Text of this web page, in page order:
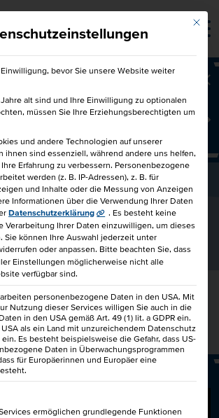
Barrierefrei
und 50€ für einen
Freunde werben Freunde
Koalick
Handelskammer Hamburg Bildungs-
GmbH
Mit
bevor Sie unsere Website weiter
alt sind und Ihre Einwilligung zu optionalen
müssen Sie Ihre Erziehungsberechtigten um
und andere Technologien auf unserer
ihnen sind essenziell, während andere uns helfen,
Erfahrung zu verbessern. Personenbezogene
werden (z. B. IP-Adressen), z. B. für
und Inhalte oder die Messung von Anzeigen
Informationen über die Verwendung Ihrer Daten
Datenschutzerklärung . Es besteht keine
Verarbeitung Ihrer Daten einzuwilligen, um dieses
Sie können Ihre Auswahl jederzeit unter
oder anpassen. Bitte beachten Sie, dass
Einstellungen möglicherweise nicht alle
verfügbar sind.
personenbezogene Daten in den USA. Mit
Nutzung dieser Services willigen Sie auch in die
in den USA gemäß Art. 49 (1) lit. a GDPR ein.
als ein Land mit unzureichendem Datenschutz
ein. Es besteht beispielsweise die Gefahr, dass US-
Daten in Überwachungsprogrammen
für Europäerinnen und Europäer eine
der Service-Gruppen, für die eine
ermöglichen grundlegende Funktionen